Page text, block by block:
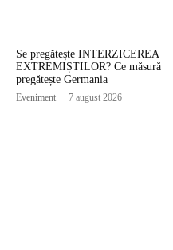
Se pregătește INTERZICEREA
EXTREMIȘTILOR? Ce măsură
pregătește Germania
Eveniment 7 august 2026